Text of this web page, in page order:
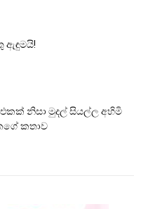
ඇඳුමයි!
නිසා මුදල් සියල්ල අහිමි
කතාව